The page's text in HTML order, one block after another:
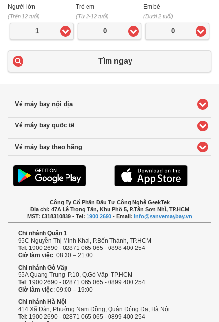
Người lớn
(Trên 12 tuổi)
1
Trẻ em
(Từ 2-12 tuổi)
0
Em bé
(Dưới 2 tuổi)
0
Tìm ngay
Vé máy bay nội địaclick to expand contents
Vé máy bay quốc tếclick to expand contents
Vé máy bay theo hãng
Công Ty Cổ Phần Đầu Tư Công Nghệ GeekTek
Địa chỉ: 47A Lê Trọng Tấn, Khu Phố 5, P.Tân Sơn Nhì, TP.HCM
MST: 0318310839 - Tel: 1900 2690- Email: info@sanvemaybay.vn
Chi nhánh Quận 1
95C Nguyễn Thị Minh Khai, P.Bến Thành, TP.HCM
Tel : 1900 2690 - 02871 065 065 - 0898 400 254
Giờ làm việc: 08:30 – 21:00
Chi nhánh Gò Vấp
55A Quang Trung, P.10, Q.Gò Vấp, TP.HCM
Tel : 1900 2690 - 02871 065 065 - 0899 400 254
Giờ làm việc: 09:00 – 19:00
Chi nhánh Hà Nội
414 Xã Đàn, Phường Nam Đồng, Quận Đống Đa, Hà Nội
Tel : 1900 2690 - 02871 065 065 - 0899 400 254